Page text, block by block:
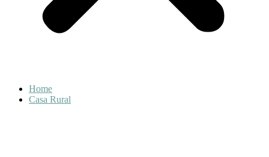
Home
Casa Rural